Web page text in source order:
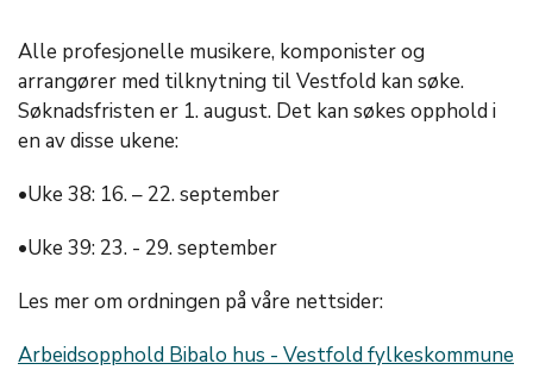
Alle profesjonelle musikere, komponister og
arrangører med tilknytning til Vestfold kan søke.
Søknadsfristen er 1. august. Det kan søkes opphold i
en av disse ukene:
•Uke 38: 16. – 22. september
•Uke 39: 23. - 29. september
Les mer om ordningen på våre nettsider:
Arbeidsopphold Bibalo hus - Vestfold fylkeskommune